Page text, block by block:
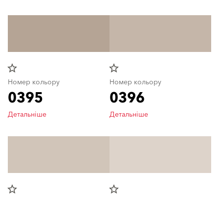
star_border
Номер кольору
0395
Детальніше
star_border
Номер кольору
0396
Детальніше
star_border
star_border